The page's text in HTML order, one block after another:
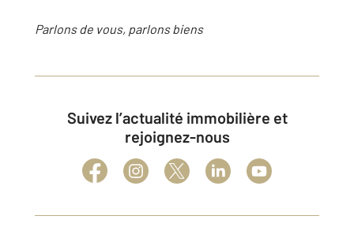
Parlons de vous, parlons biens
Suivez l’actualité immobilière et
rejoignez-nous